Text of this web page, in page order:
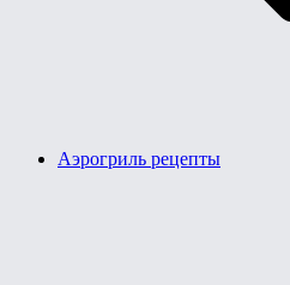
Аэрогриль рецепты